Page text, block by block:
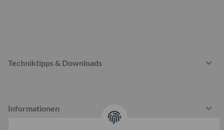
Techniktipps & Downloads
Informationen